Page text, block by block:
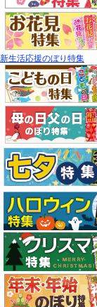
新生活応援のぼり特集